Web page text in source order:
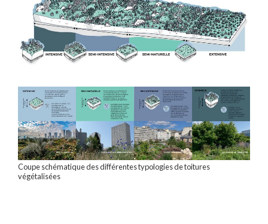
Coupe schématique des différentes typologies de toitures
végétalisées